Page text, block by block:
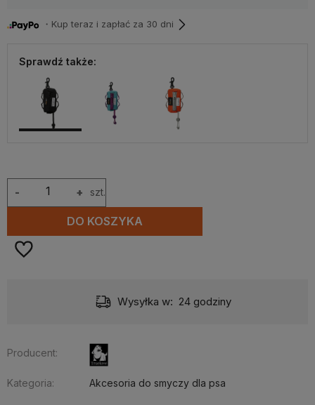
・Kup teraz i zapłać za 30 dni
Sprawdź także:
+
- szt.
DO KOSZYKA
Wysyłka w: 24 godziny
Producent:
Kategoria: Akcesoria do smyczy dla psa